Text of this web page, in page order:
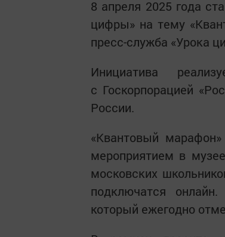
8 апреля 2025 года
цифры» на тему
пресс-служба «Урока
Инициатива
с Госкорпорацией
России.
«Квантовый
мероприятием в
московских
подключатся
который ежегодно